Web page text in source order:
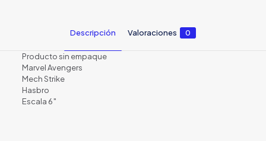
Descripción Valoraciones 0
Producto sin empaque
Marvel Avengers
Mech Strike
Hasbro
Escala 6″